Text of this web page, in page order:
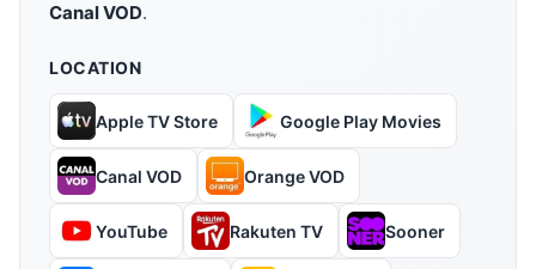
Canal VOD.
LOCATION
Apple TV Store Google Play Movies
Canal VOD Orange VOD
YouTube Rakuten TV Sooner